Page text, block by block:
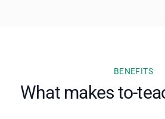
BENEFITS
What makes to-